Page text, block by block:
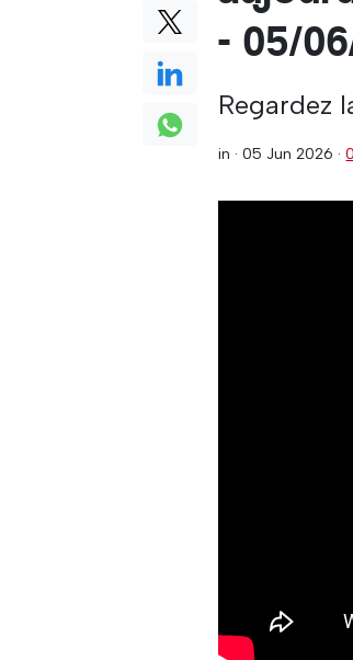
- 05/
Regardez
in ·05 Jun 2026 ·